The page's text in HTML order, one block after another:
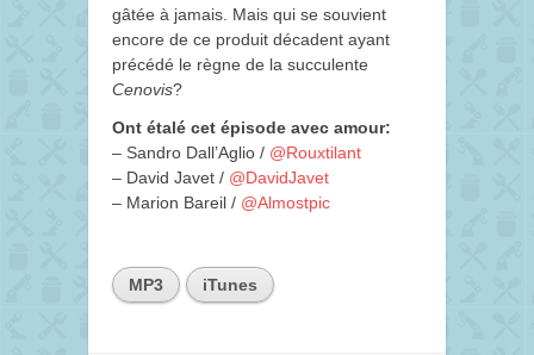
gâtée à jamais. Mais qui se souvient
encore de ce produit décadent ayant
précédé le règne de la succulente
Cenovis?
Ont étalé cet épisode avec amour:
– Sandro Dall’Aglio / @Rouxtilant
– David Javet / @DavidJavet
– Marion Bareil / @Almostpic
MP3 iTunes